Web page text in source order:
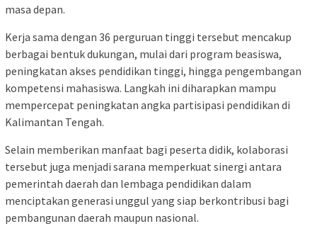
masa depan.
Kerja sama dengan 36 perguruan tinggi tersebut mencakup
berbagai bentuk dukungan, mulai dari program beasiswa,
peningkatan akses pendidikan tinggi, hingga pengembangan
kompetensi mahasiswa. Langkah ini diharapkan mampu
mempercepat peningkatan angka partisipasi pendidikan di
Kalimantan Tengah.
Selain memberikan manfaat bagi peserta didik, kolaborasi
tersebut juga menjadi sarana memperkuat sinergi antara
pemerintah daerah dan lembaga pendidikan dalam
menciptakan generasi unggul yang siap berkontribusi bagi
pembangunan daerah maupun nasional.